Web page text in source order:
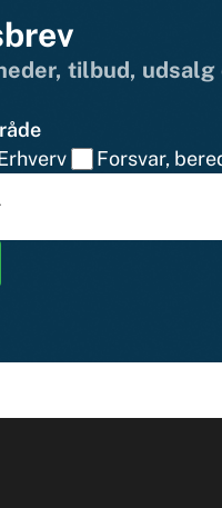
tilbud, udsalg
Forsvar,